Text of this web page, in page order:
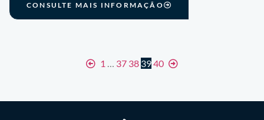
CONSULTE MAIS INFORMAÇÃO
1 … 37 38 3940